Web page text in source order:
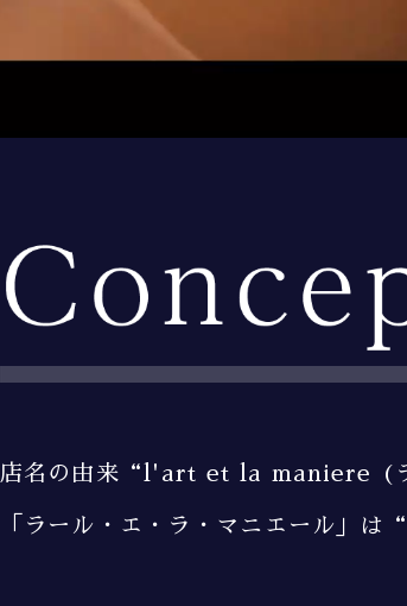
店名の由来 “l'art et la maniere (
「ラール・エ・ラ・マニエール」は